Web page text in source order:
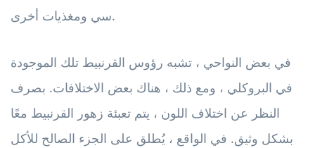
سي ومغذيات أخرى.
في بعض النواحي ، تشبه رؤوس القرنبيط تلك الموجودة
في البروكلي ، ومع ذلك ، هناك بعض الاختلافات. بصرف
النظر عن اختلاف اللون ، يتم تعبئة زهور القرنبيط معًا
بشكل وثيق. في الواقع ، يُطلق على الجزء الصالح للأكل